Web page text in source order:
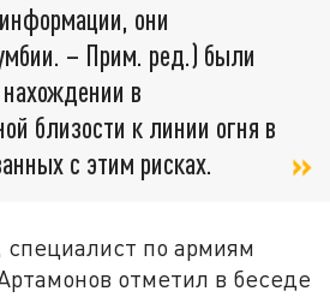
они
– Прим. ред.) были
в
близости к линии огня в
с этим рисках.
специалист по армиям
отметил в беседе